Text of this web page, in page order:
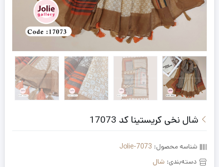
شال نخی کریستینا کد 17073
شناسه محصول: Jolie-7073
دسته‌بندی: شال